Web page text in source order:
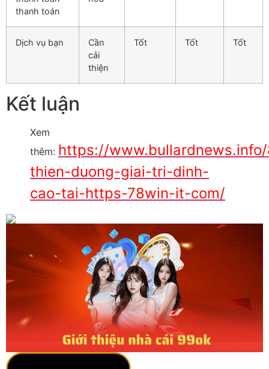
thanh toán
Dịch vụ bạn
Cần
cải
thiện
Tốt Tốt Tốt
Kết luận
Xem
thêm: https://
thien-duong-giai-tri-dinh-
cao-tai-https-78win-it-com/